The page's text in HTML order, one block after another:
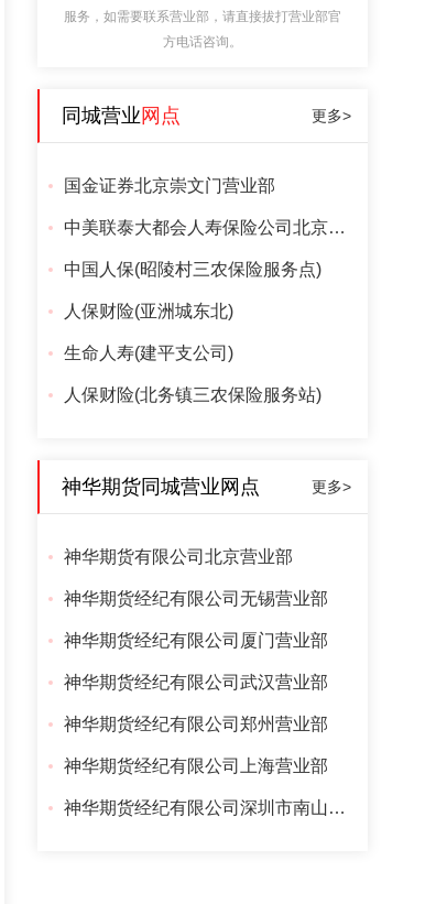
服务，如需要联系营业部，请直接拔打营业部官
方电话咨询。
同城营业 网点 更多>
国金证券北京崇文门营业部
中美联泰大都会人寿保险公司北京分公司
中国人保(昭陵村三农保险服务点)
人保财险(亚洲城东北)
生命人寿(建平支公司)
人保财险(北务镇三农保险服务站)
神华期货同城营业网点 更多>
神华期货有限公司北京营业部
神华期货经纪有限公司无锡营业部
神华期货经纪有限公司厦门营业部
神华期货经纪有限公司武汉营业部
神华期货经纪有限公司郑州营业部
神华期货经纪有限公司上海营业部
神华期货经纪有限公司深圳市南山大道营业部